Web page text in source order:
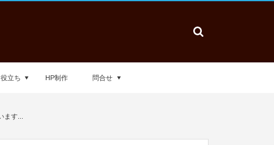
立ち HP制作 問合せ
す...